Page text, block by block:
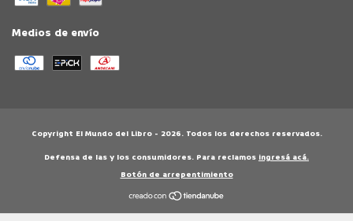
Medios de envío
Copyright El Mundo del Libro - 2026. Todos los derechos reservados.
Defensa de las y los consumidores. Para reclamos ingresá acá.
Botón de arrepentimiento